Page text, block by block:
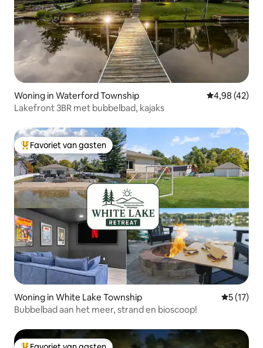
Woning in Waterford Township Gemiddelde
4,98 (42)
Lakefront 3BR met bubbelbad, kajaks
Topfavoriet van gasten
Favoriet van gasten
Woning in White Lake Township
5 (17)
Bubbelbad aan het meer, strand en bioscoop!